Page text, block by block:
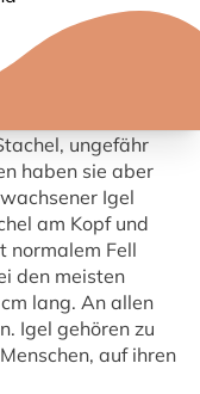
Stacheln von 1,5
befinden
ungefähr
haben sie aber
Igel
am Kopf und
normalem Fell
den meisten
lang. An allen
Igel gehören zu
auf ihren